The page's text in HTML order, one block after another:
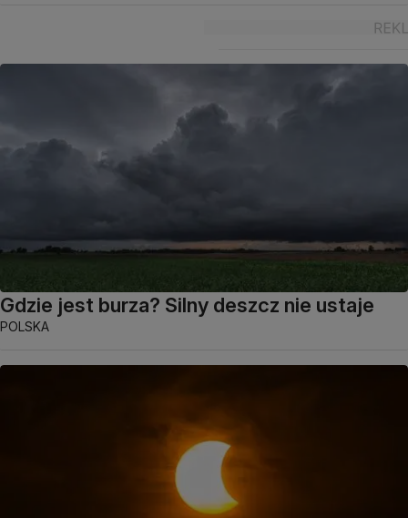
Gdzie jest burza? Silny deszcz nie ustaje
POLSKA